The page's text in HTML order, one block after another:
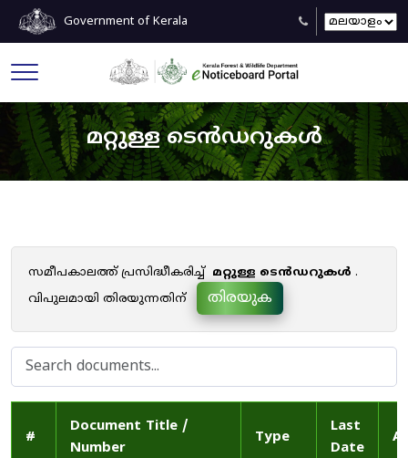
Government of Kerala
മറ്റുള്ള ടെൻഡറുകൾ
സമീപകാലത്ത് പ്രസിദ്ധീകരിച്ച് മറ്റുള്ള ടെൻഡറുകൾ .
വിപുലമായി തിരയുന്നതിന്
തിരയുക
#
Document Title /
Number
Type
Last
Date